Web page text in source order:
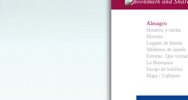
Almagro
Horarios y tarifas
Historia
Lugares de Interés
Teléfonos de interés
Entorno. Que visitar.
La Berenjena
Encaje de bolillos
Mapa / Callejero